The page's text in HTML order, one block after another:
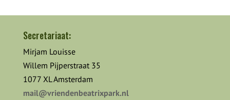
Secretariaat:
Mirjam Louisse
Willem Pijperstraat 35
1077 XL Amsterdam
mail@vriendenbeatrixpark.nl